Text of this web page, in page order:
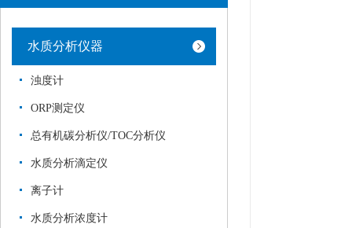
水质分析仪器
浊度计
ORP测定仪
总有机碳分析仪/TOC分析仪
水质分析滴定仪
离子计
水质分析浓度计